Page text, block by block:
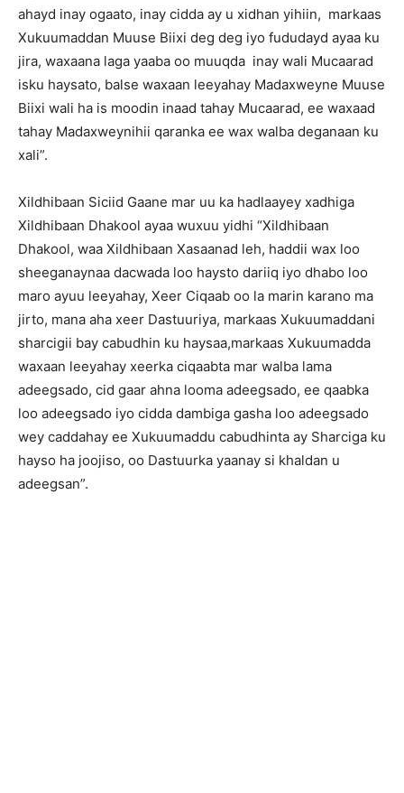
ahayd inay ogaato, inay cidda ay u xidhan yihiin, markaas
Xukuumaddan Muuse Biixi deg deg iyo fududayd ayaa ku
jira, waxaana laga yaaba oo muuqda inay wali Mucaarad
isku haysato, balse waxaan leeyahay Madaxweyne Muuse
Biixi wali ha is moodin inaad tahay Mucaarad, ee waxaad
tahay Madaxweynihii qaranka ee wax walba deganaan ku
xali”.
Xildhibaan Siciid Gaane mar uu ka hadlaayey xadhiga
Xildhibaan Dhakool ayaa wuxuu yidhi “Xildhibaan
Dhakool, waa Xildhibaan Xasaanad leh, haddii wax loo
sheeganaynaa dacwada loo haysto dariiq iyo dhabo loo
maro ayuu leeyahay, Xeer Ciqaab oo la marin karano ma
jirto, mana aha xeer Dastuuriya, markaas Xukuumaddani
sharcigii bay cabudhin ku haysaa,markaas Xukuumadda
waxaan leeyahay xeerka ciqaabta mar walba lama
adeegsado, cid gaar ahna looma adeegsado, ee qaabka
loo adeegsado iyo cidda dambiga gasha loo adeegsado
wey caddahay ee Xukuumaddu cabudhinta ay Sharciga ku
hayso ha joojiso, oo Dastuurka yaanay si khaldan u
adeegsan”.